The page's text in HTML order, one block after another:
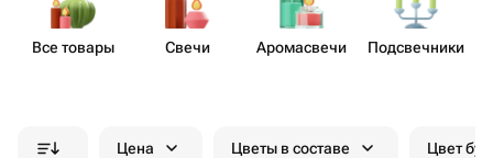
Все товары Свечи Аром​асвечи Подсв​ечники
Цена Цветы в составе Цвет